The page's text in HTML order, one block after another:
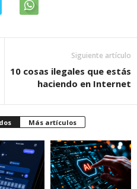
Siguiente artículo
10 cosas ilegales que estás
haciendo en Internet
Más artículos